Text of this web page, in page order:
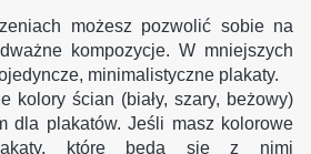
możesz pozwolić sobie na
kompozycje. W mniejszych
minimalistyczne plakaty.
kolory ścian (biały, szary, beżowy)
dla plakatów. Jeśli masz kolorowe
które będą się z nimi